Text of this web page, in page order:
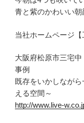
青と紫のかわいい
当社ホームページ【
大阪府松原市三宅
事例
既存をいかしなが
える空間～
http://www.live-